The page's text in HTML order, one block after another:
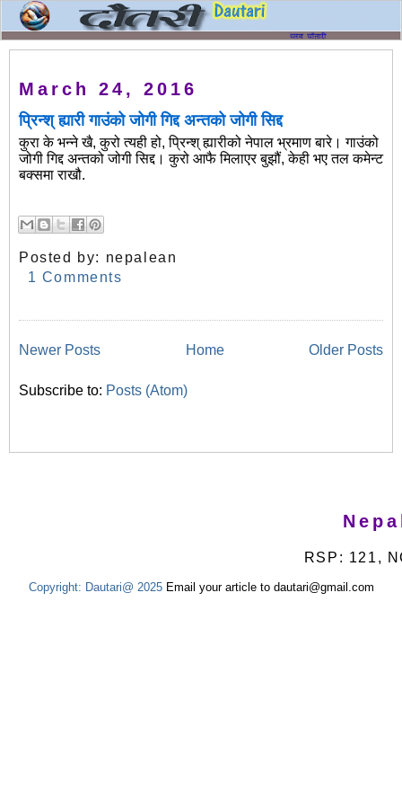
March 24, 2016
प्रिन्श् ह्यारी गाउंको जोगी गिद्द अन्तको जोगी सिद्द
कुरा के भन्ने खै, कुरो त्यही हो, प्रिन्श् ह्यारीको नेपाल भ्रमाण बारे। गाउंको
जोगी गिद्द अन्तको जोगी सिद्द। कुरो आफै मिलाएर बुझौं, केही भए तल कमेन्ट
बक्समा राखौ.
Posted by: nepalean
1 Comments
Newer Posts Older Posts
Home
Subscribe to: Posts (Atom)
RSP: 121,
Copyright: Dautari@ 2025 Email your article to dautari@gmail.com